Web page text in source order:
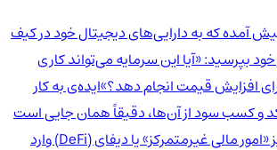
آمده که به دارایی‌های دیجیتال خود در کیف
بپرسید: «آیا این سرمایه می‌تواند کاری
افزایش قیمت انجام دهد؟»ایده‌ی به کار
و کسب سود از آن‌ها، دقیقاً همان جایی است
که دنیای هیجان‌انگیز «امور مالی غیرمتمرکز» یا دیفای (DeFi) وارد